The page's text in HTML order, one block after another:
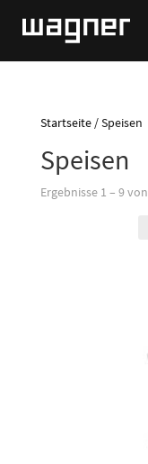
Startseite/ Speisen
Speisen
Ergebnisse 1 – 9